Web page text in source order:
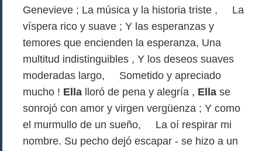
Genevieve ; La música y la historia triste , La
víspera rico y suave ; Y las esperanzas y
temores que encienden la esperanza, Una
multitud indistinguibles , Y los deseos suaves
moderadas largo, Sometido y apreciado
mucho ! Ella lloró de pena y alegría , Ella se
sonrojó con amor y virgen vergüenza ; Y como
el murmullo de un sueño, La oí respirar mi
nombre. Su pecho dejó escapar - se hizo a un